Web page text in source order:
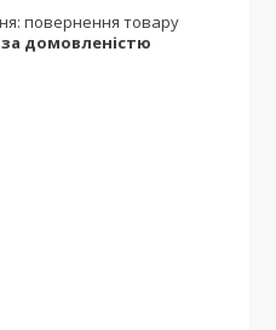
повернення товару
за домовленістю